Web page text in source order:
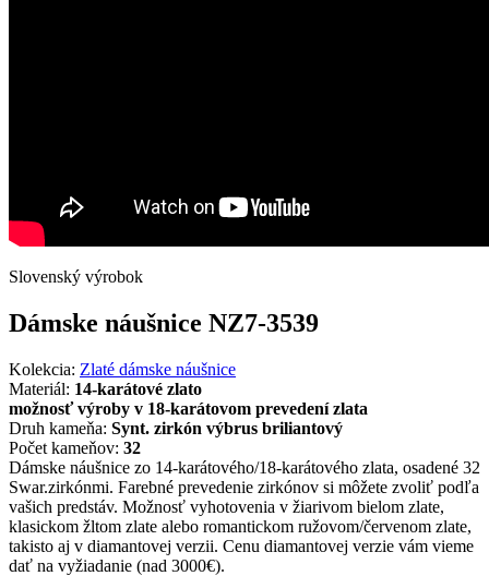
Slovenský výrobok
Dámske náušnice NZ7-3539
Kolekcia: Zlaté dámske náušnice
Materiál: 14-karátové zlato
možnosť výroby v 18-karátovom prevedení zlata
Druh kameňa: Synt. zirkón výbrus briliantový
Počet kameňov: 32
Dámske náušnice zo 14-karátového/18-karátového zlata, osadené 32
Swar.zirkónmi. Farebné prevedenie zirkónov si môžete zvoliť podľa
vašich predstáv. Možnosť vyhotovenia v žiarivom bielom zlate,
klasickom žltom zlate alebo romantickom ružovom/červenom zlate,
takisto aj v diamantovej verzii. Cenu diamantovej verzie vám vieme
dať na vyžiadanie (nad 3000€).